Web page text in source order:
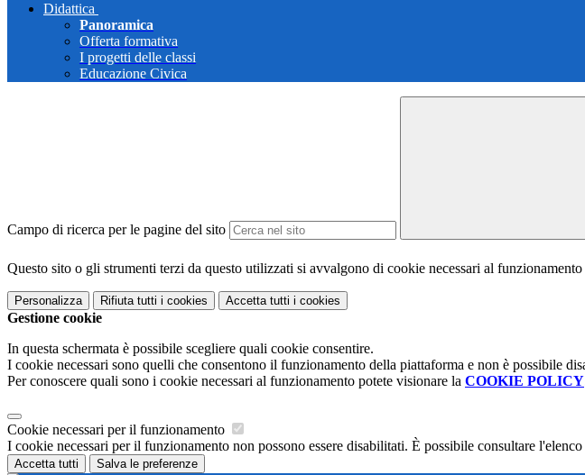
Didattica
Panoramica
Offerta formativa
I progetti delle classi
Educazione Civica
Campo di ricerca per le pagine del sito
Questo sito o gli strumenti terzi da questo utilizzati si avvalgono di cookie necessari al
Personalizza Rifiuta tutti i cookies Accetta tutti i cookies
Gestione cookie
In questa schermata è possibile scegliere quali cookie consentire.
I cookie necessari sono quelli che consentono il funzionamento della piattaforma e non è possibile
Per conoscere quali sono i cookie necessari al funzionamento potete visionare la COOKIE POLICY
Cookie necessari per il funzionamento
I cookie necessari per il funzionamento non possono essere disabilitati. È possibile consultare
Accetta tutti Salva le preferenze